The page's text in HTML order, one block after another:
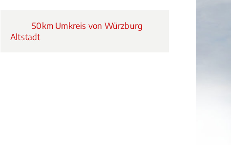
50km Umkreis von Würzburg
Altstadt